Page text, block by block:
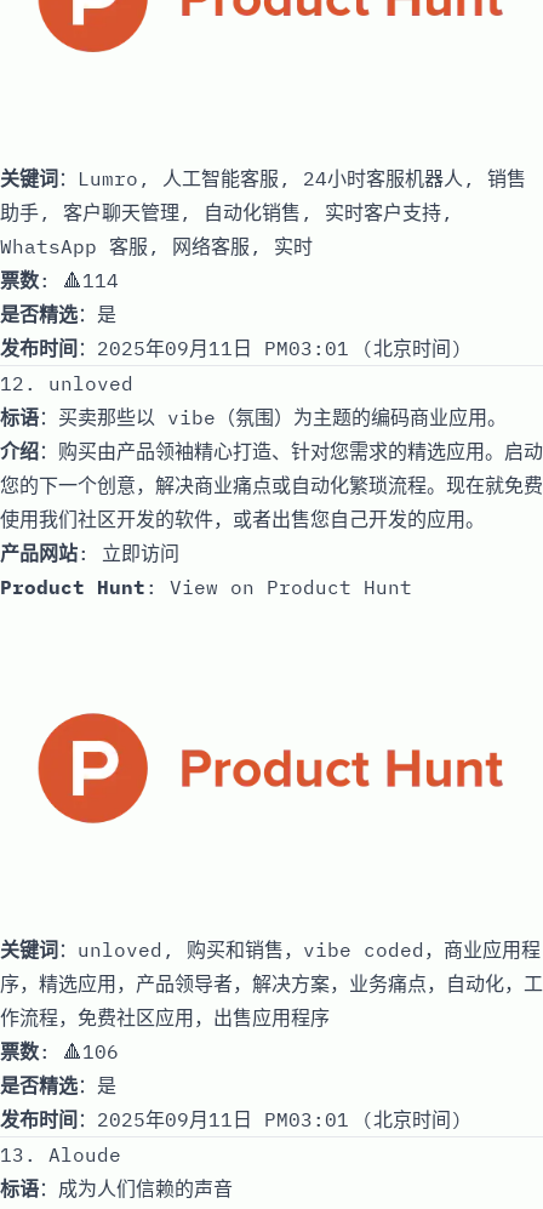
关键词 ：Lumro, 人工智能客服, 24小时客服机器人, 销售
助手, 客户聊天管理, 自动化销售, 实时客户支持,
WhatsApp 客服, 网络客服, 实时
票数: 🔺114
是否精选：是
发布时间 ：2025年09月11日 PM03:01 (北京时间)
12. unloved
标语：买卖那些以 vibe（氛围）为主题的编码商业应用。
介绍：购买由产品领袖精心打造、针对您需求的精选应用。启动
您的下一个创意，解决商业痛点或自动化繁琐流程。现在就免费
使用我们社区开发的软件，或者出售您自己开发的应用。
产品网站: 立即访问
Product Hunt : View on Product Hunt
关键词 ：unloved, 购买和销售，vibe coded，商业应用程
序，精选应用，产品领导者，解决方案，业务痛点，自动化，工
作流程，免费社区应用，出售应用程序
票数: 🔺106
是否精选：是
发布时间 ：2025年09月11日 PM03:01 (北京时间)
13. Aloude
标语：成为人们信赖的声音